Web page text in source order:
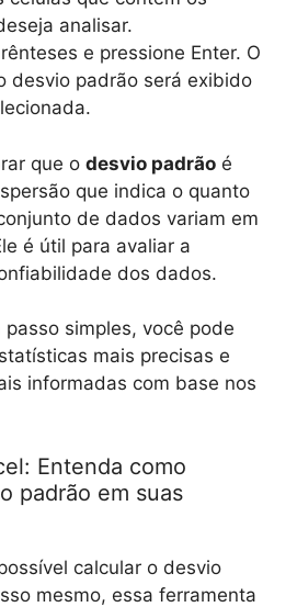
analisar.
e pressione Enter. O
desvio padrão será exibido
que o desvio padrão é
que indica o quanto
de dados variam em
é útil para avaliar a
dos dados.
passo simples, você pode
mais precisas e
informadas com base nos
Entenda como
padrão em suas
calcular o desvio
mesmo, essa ferramenta